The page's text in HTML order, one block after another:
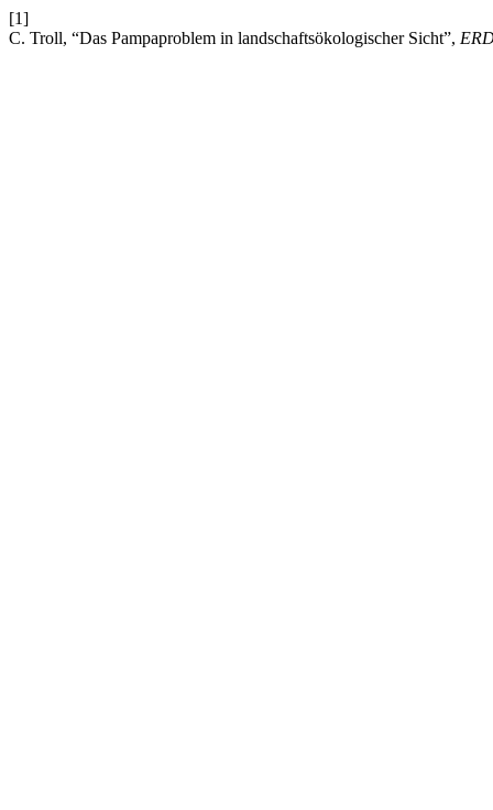
[1]
C. Troll, “Das Pampaproblem in landschaftsökologischer Sicht”,